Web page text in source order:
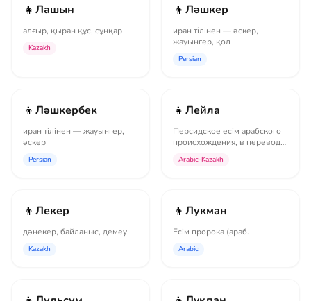
👧 Лашын
алғыр, қыран құс, сұңқар
Kazakh
👦 Ләшкер
иран тілінен — әскер,
жауынгер, қол
Persian
👦 Ләшкербек
иран тілінен — жауынгер,
әскер
Persian
👧 Лейла
Персидское есім арабского
происхождения, в переводе
также...
Arabic-Kazakh
👦 Лекер
дәнекер, байланыс, демеу
Kazakh
👦 Лукман
Есім пророка (араб.
Arabic